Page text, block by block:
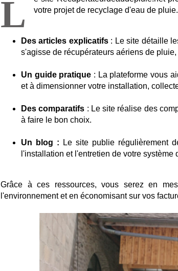
L
votre projet de recyclage d'eau de pluie.
Des articles explicatifs: Le site détaille
s'agisse de récupérateurs aériens de
Un guide pratique : La plateforme vous
et à dimensionner votre installation,
Des comparatifs : Le site réalise des
à faire le bon choix.
Un blog : Le site publie régulièrement
l'installation et l'entretien de votre
Grâce à ces ressources, vous serez en
l'environnement et en économisant sur vos